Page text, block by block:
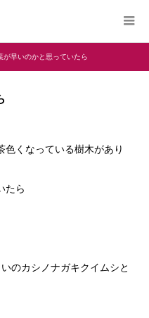
が早いのかと思っていたら
くなっている樹木があり
たら
のカシノナガキクイムシと